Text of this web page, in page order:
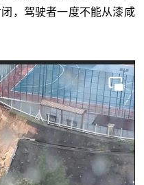
，驾驶者一度不能从漆咸